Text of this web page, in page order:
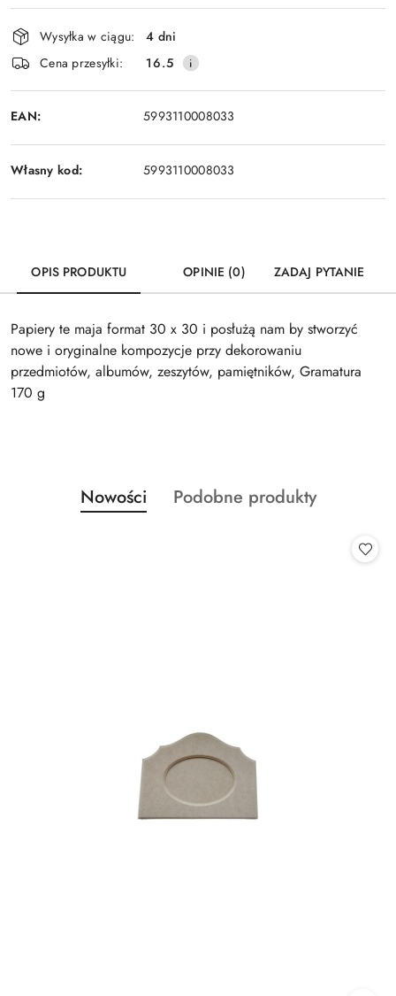
Dostępność
i
dostawa
Wysyłka w ciągu:
4 dni
Cena przesyłki:
16.5
EAN: 5993110008033
Własny kod: 5993110008033
OPIS PRODUKTU OPINIE (0) ZADAJ PYTANIE
Papiery te maja format 30 x 30 i posłużą nam by stworzyć
nowe i oryginalne kompozycje przy dekorowaniu
przedmiotów, albumów, zeszytów, pamiętników, Gramatura
170 g
Pomiń karuzelę produktów
Produkty
o
Nowości
Produkty
Podobne produkty